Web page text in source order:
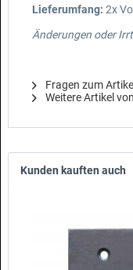
Lieferumfang: 2x
Änderungen oder
Fragen zum
Weitere Artikel
Kunden kauften auch